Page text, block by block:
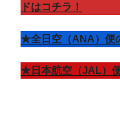
ドはコチラ！
★全日空（ANA）便
★日本航空（JAL）